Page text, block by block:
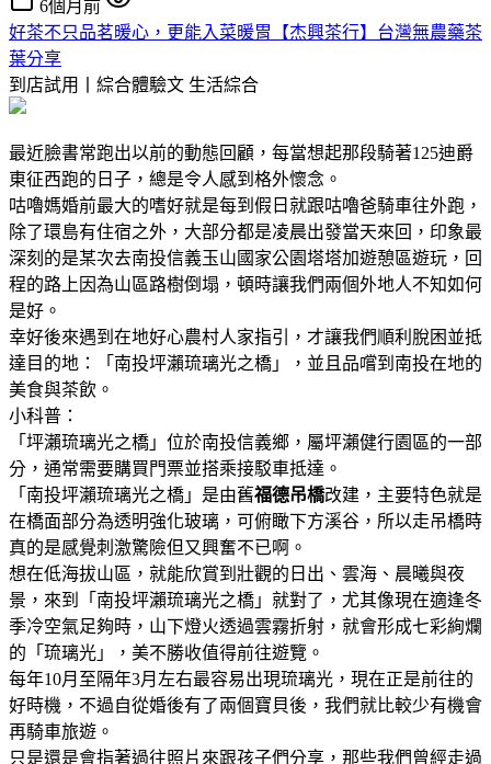
6個月前
好茶不只品茗暖心，更能入菜暖胃【杰興茶行】台灣無農藥茶
葉分享
到店試用丨綜合體驗文 生活綜合
最近臉書常跑出以前的動態回顧，每當想起那段騎著125迪爵
東征西跑的日子，總是令人感到格外懷念。
咕嚕媽婚前最大的嗜好就是每到假日就跟咕嚕爸騎車往外跑，
除了環島有住宿之外，大部分都是凌晨出發當天來回，印象最
深刻的是某次去南投信義玉山國家公園塔塔加遊憩區遊玩，回
程的路上因為山區路樹倒塌，頓時讓我們兩個外地人不知如何
是好。
幸好後來遇到在地好心農村人家指引，才讓我們順利脫困並抵
達目的地：「南投坪瀨琉璃光之橋」，並且品嚐到南投在地的
美食與茶飲。
小科普：
「坪瀨琉璃光之橋」位於南投信義鄉，屬坪瀨健行園區的一部
分，通常需要購買門票並搭乘接駁車抵達。
「南投坪瀨琉璃光之橋」是由舊福德吊橋改建，主要特色就是
在橋面部分為透明強化玻璃，可俯瞰下方溪谷，所以走吊橋時
真的是感覺刺激驚險但又興奮不已啊。
想在低海拔山區，就能欣賞到壯觀的日出、雲海、晨曦與夜
景，來到「南投坪瀨琉璃光之橋」就對了，尤其像現在適逢冬
季冷空氣足夠時，山下燈火透過雲霧折射，就會形成七彩絢爛
的「琉璃光」，美不勝收值得前往遊覽。
每年10月至隔年3月左右最容易出現琉璃光，現在正是前往的
好時機，不過自從婚後有了兩個寶貝後，我們就比較少有機會
再騎車旅遊。
只是還是會指著過往照片來跟孩子們分享，那些我們曾經走過